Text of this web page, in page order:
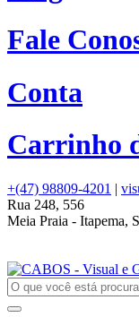
Fale
Conta
Carrinho
+(47) 98809-4201 |
Rua 248, 556
Meia Praia - Itapema,